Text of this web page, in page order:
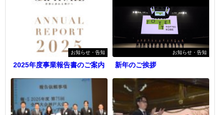
お知らせ・告知
2025年度事業報告書のご案内
お知らせ・告知
新年のご挨拶